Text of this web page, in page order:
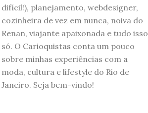
difícil!), planejamento, webdesigner,
cozinheira de vez em nunca, noiva do
Renan, viajante apaixonada e tudo isso
só. O Carioquistas conta um pouco
sobre minhas experiências com a
moda, cultura e lifestyle do Rio de
Janeiro. Seja bem-vindo!